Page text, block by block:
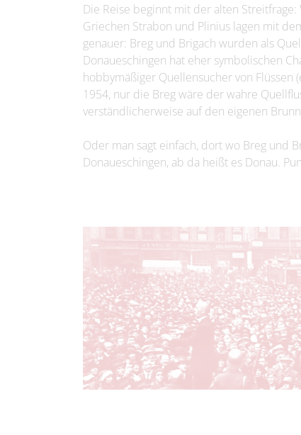
Die Reise beginnt mit der alten
Griechen Strabon und Plinius lagen mit
genauer: Breg und Brigach wurden als
Donaueschingen hat eher symbolischen
hobbymäßiger Quellensucher von
1954, nur die Breg wäre der wahre
verständlicherweise auf den eigenen
Oder man sagt einfach, dort wo Breg und
Donaueschingen, ab da heißt es Donau.